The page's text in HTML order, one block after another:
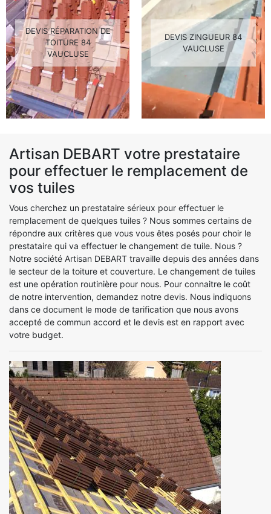
DEVIS RÉPARATION DE
TOITURE 84
VAUCLUSE
DEVIS ZINGUEUR 84
VAUCLUSE
Artisan DEBART votre prestataire
pour effectuer le remplacement de
vos tuiles
Vous cherchez un prestataire sérieux pour effectuer le
remplacement de quelques tuiles ? Nous sommes certains de
répondre aux critères que vous vous êtes posés pour choir le
prestataire qui va effectuer le changement de tuile. Nous ?
Notre société Artisan DEBART travaille depuis des années dans
le secteur de la toiture et couverture. Le changement de tuiles
est une opération routinière pour nous. Pour connaitre le coût
de notre intervention, demandez notre devis. Nous indiquons
dans ce document le mode de tarification que nous avons
accepté de commun accord et le devis est en rapport avec
votre budget.